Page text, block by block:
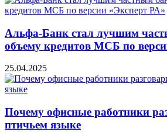
Альфа-Банк стал лучшим
объему кредитов МСБ по
25.04.2025
Почему офисные работники
птичьем языке